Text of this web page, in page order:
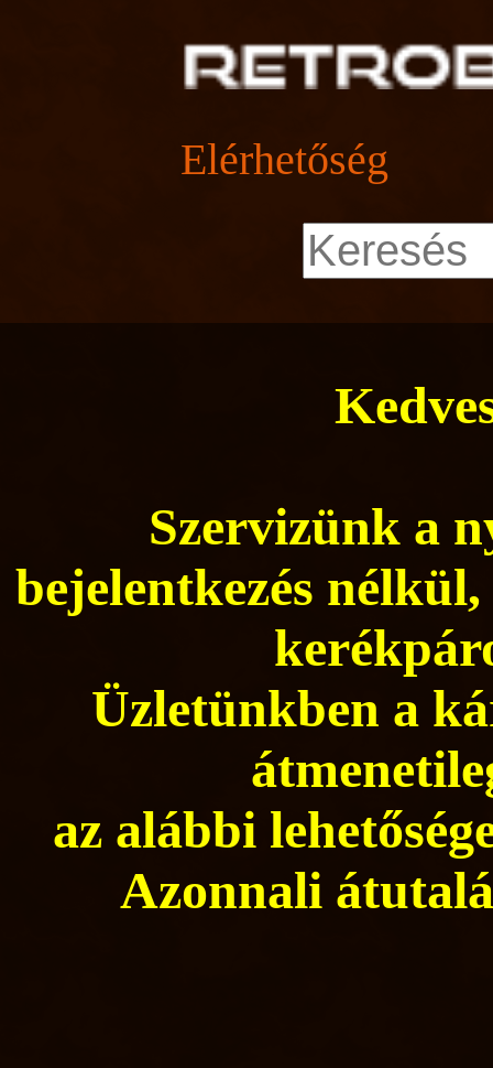
Elérhetőség
Szervizünk a
bejelentkezés
Üzletünkben a
az alábbi
Azonnali